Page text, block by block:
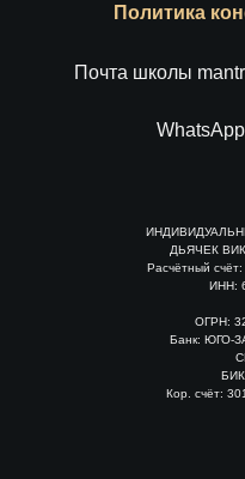
ДЬЯЧЕК
Расчётный
ИНН:
ОГРН:
Банк: ЮГО-
Кор. счёт:
Политика
Почта школы